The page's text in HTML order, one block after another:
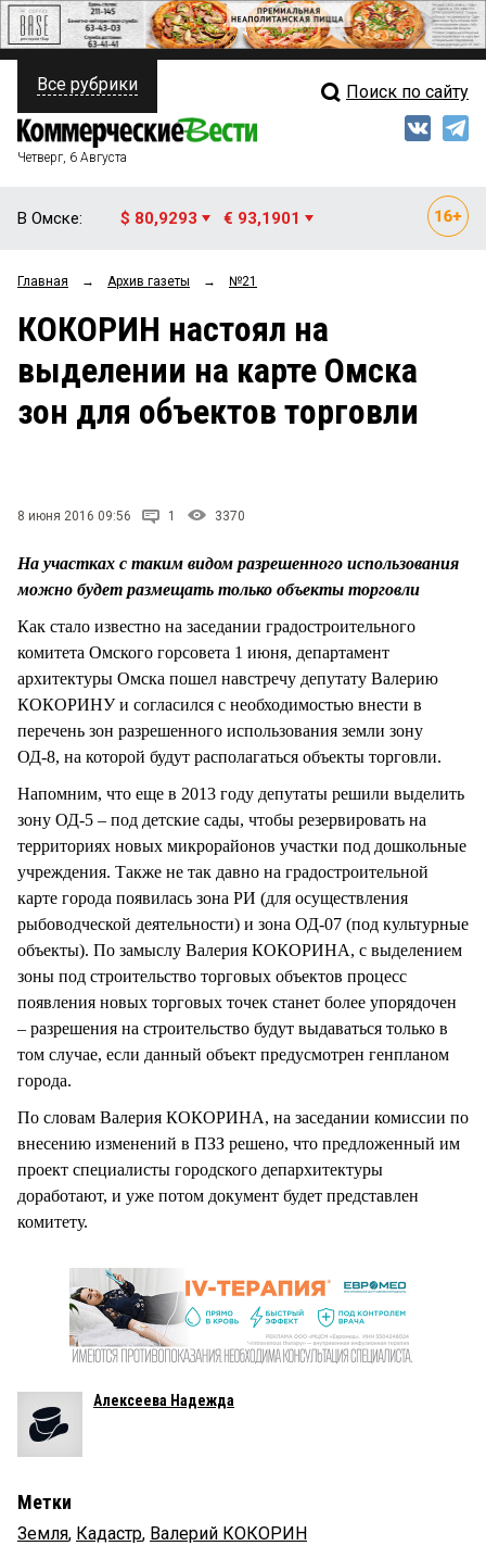
ПОЛИТИКА
ФИНАНСЫ
ОБЩЕСТВО
ЗАКОН
НОВОСТИ КОМПАНИЙ
Свежий выпуск
Рейтинги
Блоги
Архив
Все рубрики Поиск по сайту
Четверг, 6 Августа
В Омске: $ 80,9293 € 93,1901
Главная → Архив газеты → №21
КОКОРИН настоял на
выделении на карте Омска
зон для объектов торговли
8 июня 2016 09:56 1 3370
На участках с таким видом разрешенного использования
можно будет размещать только объекты торговли
Как стало известно на заседании градостроительного
комитета Омского горсовета 1 июня, департамент
архитектуры Омска пошел навстречу депутату Валерию
КОКОРИНУ и согласился с необходимостью внести в
перечень зон разрешенного использования земли зону
ОД-8, на которой будут располагаться объекты торговли.
Напомним, что еще в 2013 году депутаты решили выделить
зону ОД-5 – под детские сады, чтобы резервировать на
территориях новых микрорайонов участки под дошкольные
учреждения. Также не так давно на градостроительной
карте города появилась зона РИ (для осуществления
рыбоводческой деятельности) и зона ОД-07 (под культурные
объекты). По замыслу Валерия КОКОРИНА, с выделением
зоны под строительство торговых объектов процесс
появления новых торговых точек станет более упорядочен
– разрешения на строительство будут выдаваться только в
том случае, если данный объект предусмотрен генпланом
города.
По словам Валерия КОКОРИНА, на заседании комиссии по
внесению изменений в ПЗЗ решено, что предложенный им
проект специалисты городского депархитектуры
доработают, и уже потом документ будет представлен
комитету.
Алексеева Надежда
Метки
Земля, Кадастр, Валерий КОКОРИН